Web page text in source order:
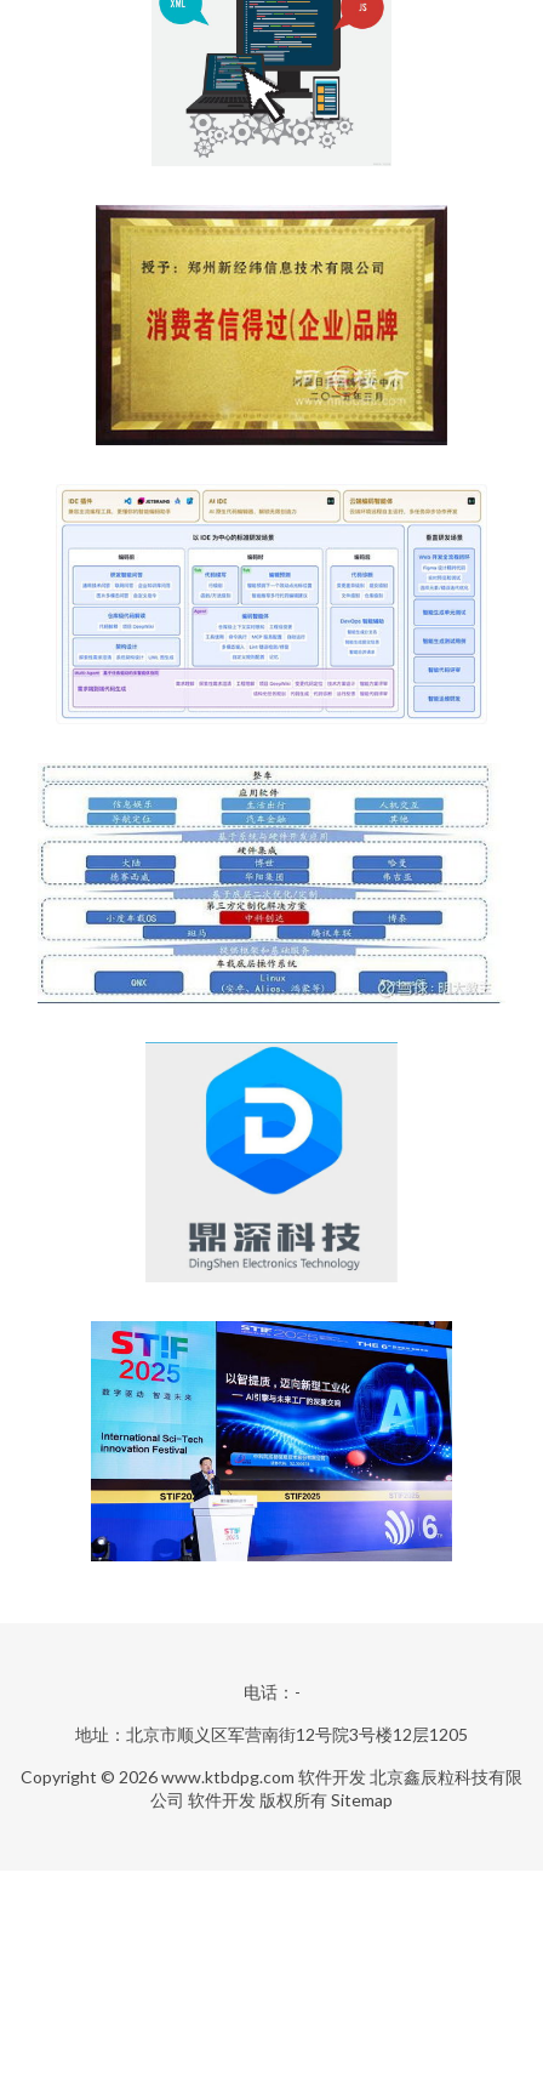
电话：-
地址：北京市顺义区军营南街12号院3号楼12层1205
Copyright © 2026www.ktbdpg.com 软件开发北京鑫辰粒科技有限
公司 软件开发 版权所有Sitemap